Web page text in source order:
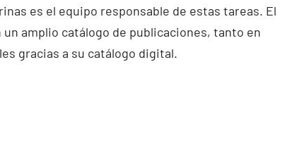
es el equipo responsable de estas tareas. El
amplio catálogo de publicaciones, tanto en
gracias a su catálogo digital.